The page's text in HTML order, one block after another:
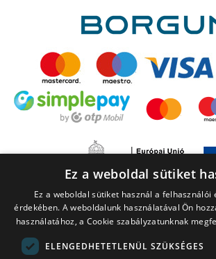
Ez a weboldal sütiket
Ez a weboldal sütiket használ a felhasználói
érdekében. A weboldalunk használatával Ön
használatához, a Cookie szabályzatunknak
ELENGEDHETETLENÜL SZÜKSÉGES